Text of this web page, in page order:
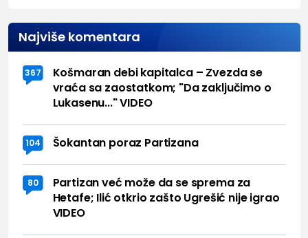
Najviše komentara
367
Košmaran debi kapitalca – Zvezda se
vraća sa zaostatkom; "Da zaključimo o
Lukasenu..." VIDEO
104 Šokantan poraz Partizana
80
Partizan već može da se sprema za
Hetafe; Ilić otkrio zašto Ugrešić nije igrao
VIDEO